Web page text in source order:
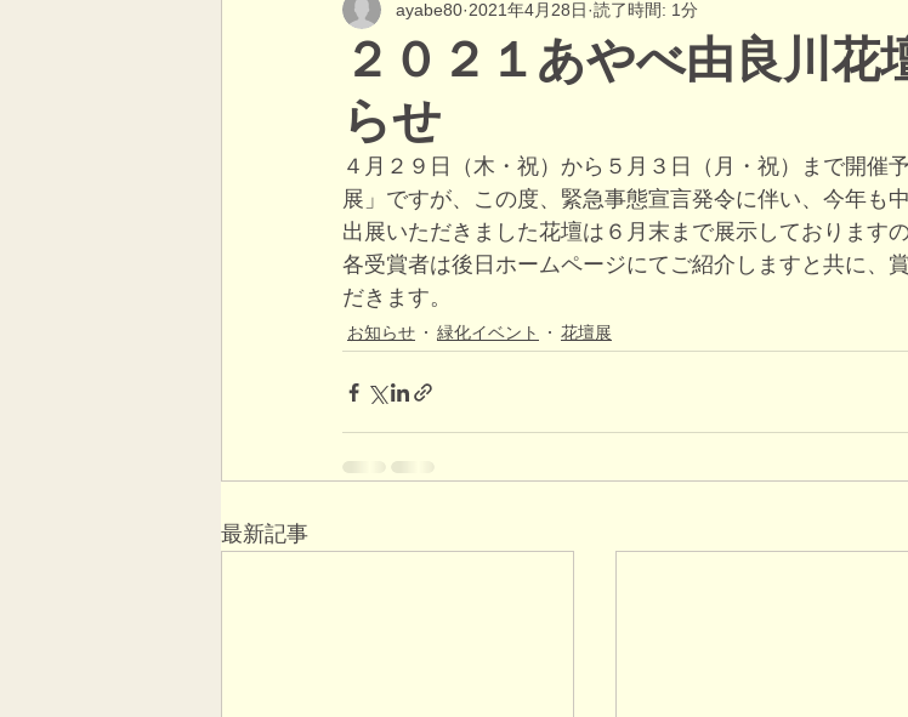
薬草教室 コスモスまつり 菊花展
２０２１あやべ由良川花
らせ
ayabe80 2021年4月28日 読了時間: 1分
４月２９日（木・祝）から５月３日（月・祝）まで開催
展」ですが、この度、緊急事態宣言発令に伴い、今年も
出展いただきました花壇は６月末まで展示しております
各受賞者は後日ホームページにてご紹介しますと共に、
だきます。
お知らせ 緑化イベント 花壇展
最新記事